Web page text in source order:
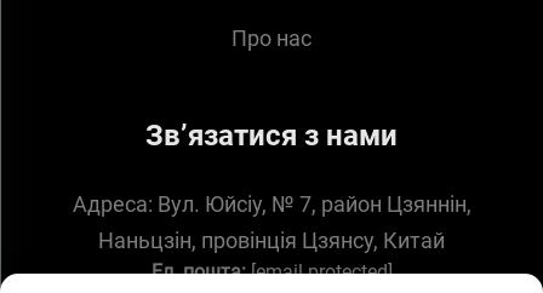
Про нас
Зв’язатися з нами
Адреса: Вул. Юйсіу, № 7, район Цзяннін,
Наньцзін, провінція Цзянсу, Китай
Ел. пошта: [email protected]